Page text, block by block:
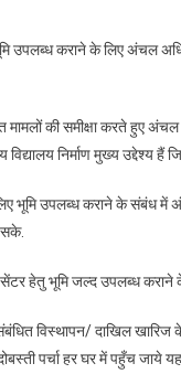
भूमि उपलब्ध कराने के लिए अंचल
की समीक्षा करते हुए अंचल
निर्माण मुख्य उद्देश्य हैं
भूमि उपलब्ध कराने के संबंध में
सके.
हेतु भूमि जल्द उपलब्ध कराने
विस्थापन/ दाखिल खारिज
पर्चा हर घर में पहुँच जाये